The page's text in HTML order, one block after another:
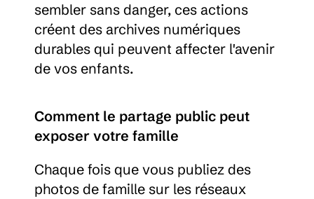
sembler sans danger, ces actions
créent des archives numériques
durables qui peuvent affecter l'avenir
de vos enfants.
Comment le partage public peut
exposer votre famille
Chaque fois que vous publiez des
photos de famille sur les réseaux